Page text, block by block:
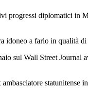
progressi diplomatici in
idoneo a farlo in qualità
sul Wall Street Journal
statunitense